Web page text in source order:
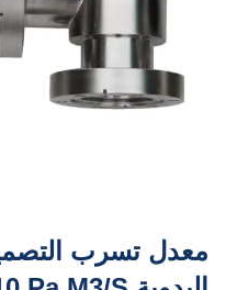
معدل تسرب